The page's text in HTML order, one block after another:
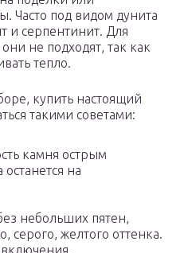
Часто под видом дунита
и серпентинит. Для
не подходят, так как
тепло.
купить настоящий
такими советами:
камня острым
на
небольших пятен,
серого, желтого оттенка.